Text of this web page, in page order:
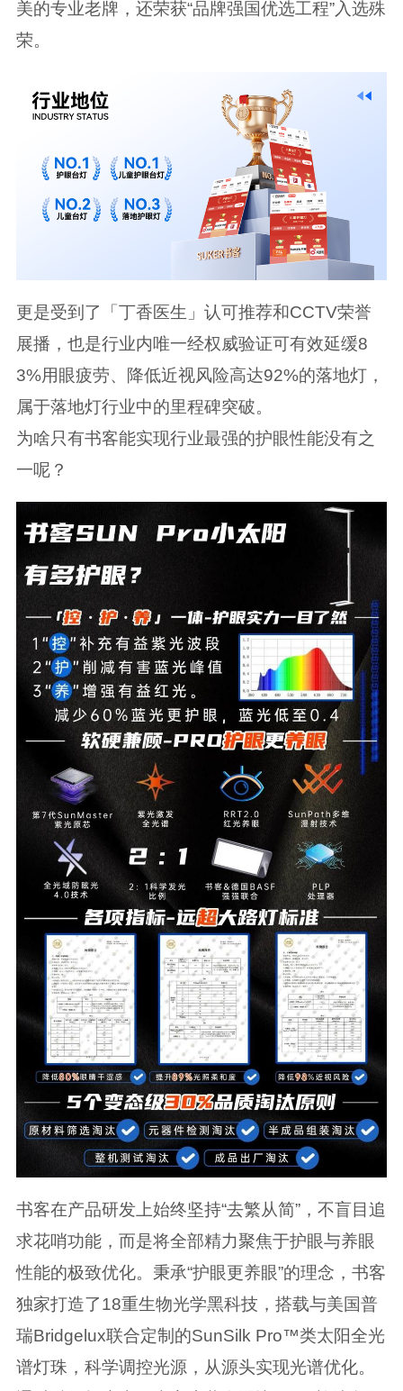
美的专业老牌，还荣获“品牌强国优选工程”入选殊
荣。
更是受到了「丁香医生」认可推荐和CCTV荣誉
展播，也是行业内唯一经权威验证可有效延缓8
3%用眼疲劳、降低近视风险高达92%的落地灯，
属于落地灯行业中的里程碑突破。
为啥只有书客能实现行业最强的护眼性能没有之
一呢？
书客在产品研发上始终坚持“去繁从简”，不盲目追
求花哨功能，而是将全部精力聚焦于护眼与养眼
性能的极致优化。秉承“护眼更养眼”的理念，书客
独家打造了18重生物光学黑科技，搭载与美国普
瑞Bridgelux联合定制的SunSilk Pro™类太阳全光
谱灯珠，科学调控光源，从源头实现光谱优化。